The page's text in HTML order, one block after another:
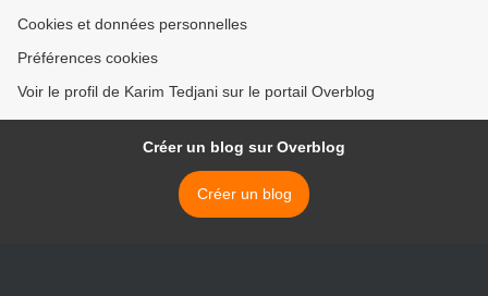
Cookies et données personnelles
Préférences cookies
Voir le profil de Karim Tedjani sur le portail Overblog
Créer un blog sur Overblog
Créer un blog